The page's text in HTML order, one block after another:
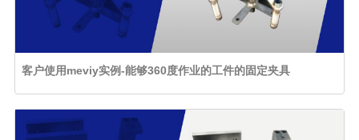
客户使用meviy实例-能够360度作业的工件的固定夹具